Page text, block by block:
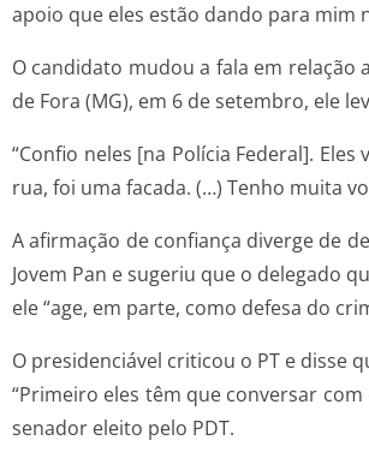
apoio que eles estão dando para mim
O candidato mudou a fala em relação
de Fora (MG), em 6 de setembro, ele
“Confio neles [na Polícia Federal].
rua, foi uma facada. (…) Tenho muita
A afirmação de confiança diverge de
Jovem Pan e sugeriu que o delegado
ele “age, em parte, como defesa do
O presidenciável criticou o PT e disse
“Primeiro eles têm que conversar
senador eleito pelo PDT.